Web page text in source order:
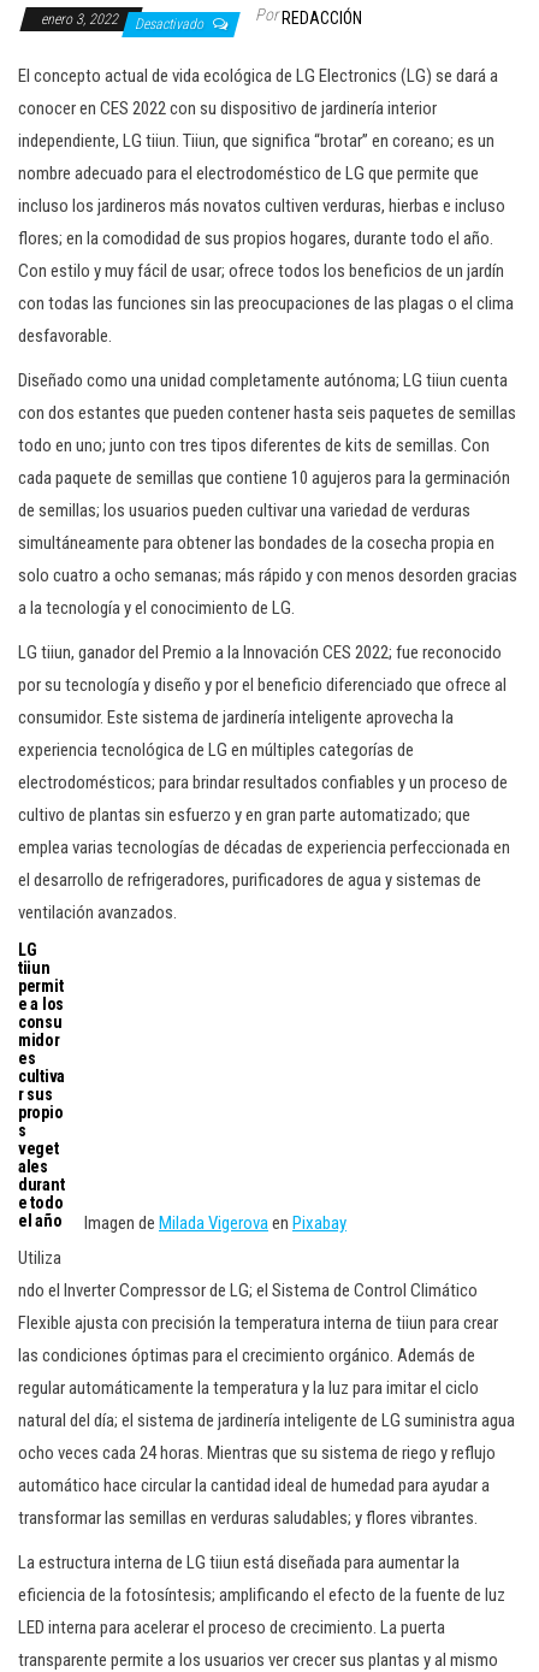
enero 3, 2022 Desactivado Por REDACCIÓN
El concepto actual de vida ecológica de LG Electronics (LG) se dará a
conocer en CES 2022 con su dispositivo de jardinería interior
independiente, LG tiiun. Tiiun, que significa “brotar” en coreano; es un
nombre adecuado para el electrodoméstico de LG que permite que
incluso los jardineros más novatos cultiven verduras, hierbas e incluso
flores; en la comodidad de sus propios hogares, durante todo el año.
Con estilo y muy fácil de usar; ofrece todos los beneficios de un jardín
con todas las funciones sin las preocupaciones de las plagas o el clima
desfavorable.
Diseñado como una unidad completamente autónoma; LG tiiun cuenta
con dos estantes que pueden contener hasta seis paquetes de semillas
todo en uno; junto con tres tipos diferentes de kits de semillas. Con
cada paquete de semillas que contiene 10 agujeros para la germinación
de semillas; los usuarios pueden cultivar una variedad de verduras
simultáneamente para obtener las bondades de la cosecha propia en
solo cuatro a ocho semanas; más rápido y con menos desorden gracias
a la tecnología y el conocimiento de LG.
LG tiiun, ganador del Premio a la Innovación CES 2022; fue reconocido
por su tecnología y diseño y por el beneficio diferenciado que ofrece al
consumidor. Este sistema de jardinería inteligente aprovecha la
experiencia tecnológica de LG en múltiples categorías de
electrodomésticos; para brindar resultados confiables y un proceso de
cultivo de plantas sin esfuerzo y en gran parte automatizado; que
emplea varias tecnologías de décadas de experiencia perfeccionada en
el desarrollo de refrigeradores, purificadores de agua y sistemas de
ventilación avanzados.
Imagen de Milada Vigerova en Pixabay
LG
tiiun
permit
e a los
consu
midor
es
cultiva
r sus
propio
s
veget
ales
durant
e todo
el año
Utiliza
ndo el Inverter Compressor de LG; el Sistema de Control Climático
Flexible ajusta con precisión la temperatura interna de tiiun para crear
las condiciones óptimas para el crecimiento orgánico. Además de
regular automáticamente la temperatura y la luz para imitar el ciclo
natural del día; el sistema de jardinería inteligente de LG suministra agua
ocho veces cada 24 horas. Mientras que su sistema de riego y reflujo
automático hace circular la cantidad ideal de humedad para ayudar a
transformar las semillas en verduras saludables; y flores vibrantes.
La estructura interna de LG tiiun está diseñada para aumentar la
eficiencia de la fotosíntesis; amplificando el efecto de la fuente de luz
LED interna para acelerar el proceso de crecimiento. La puerta
transparente permite a los usuarios ver crecer sus plantas y al mismo